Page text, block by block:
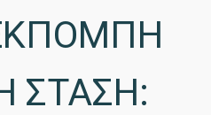
ΣΤΑΣΗ: